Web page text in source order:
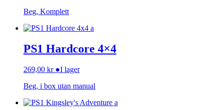
Beg, Komplett
PS1 Hardcore 4×4
269,00 kr ●I lager
Beg, i box utan manual